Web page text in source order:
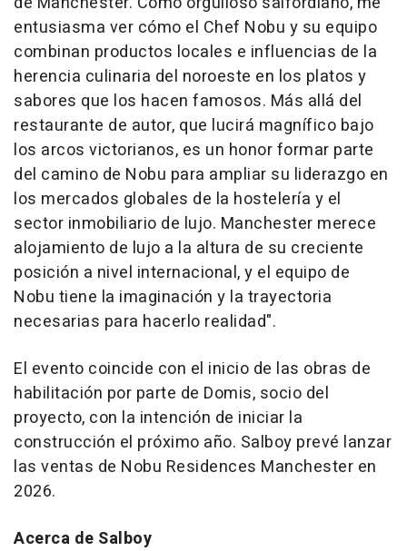
entusiasma ver cómo el Chef Nobu y su equipo
combinan productos locales e influencias de la
herencia culinaria del noroeste en los platos y
sabores que los hacen famosos. Más allá del
restaurante de autor, que lucirá magnífico bajo
los arcos victorianos, es un honor formar parte
del camino de Nobu para ampliar su liderazgo en
los mercados globales de la hostelería y el
sector inmobiliario de lujo. Manchester merece
alojamiento de lujo a la altura de su creciente
posición a nivel internacional, y el equipo de
Nobu tiene la imaginación y la trayectoria
necesarias para hacerlo realidad".
El evento coincide con el inicio de las obras de
habilitación por parte de Domis, socio del
proyecto, con la intención de iniciar la
construcción el próximo año. Salboy prevé lanzar
las ventas de Nobu Residences Manchester en
2026.
Acerca de Salboy